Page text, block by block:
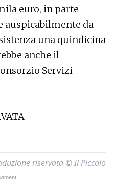
euro, in parte
auspicabilmente da
una quindicina
anche il
Servizi
riservata © Il Piccolo